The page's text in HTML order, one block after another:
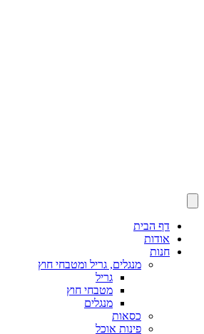
דף הבית
אודות
חנות
מנגלים, גריל ומטבחי חוץ
גריל
מטבחי חוץ
מנגלים
כסאות
פינות אוכל